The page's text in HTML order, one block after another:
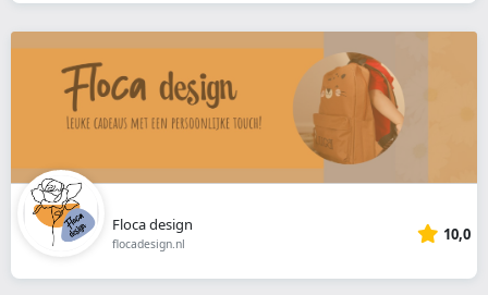
Floca design
flocadesign.nl 10,0